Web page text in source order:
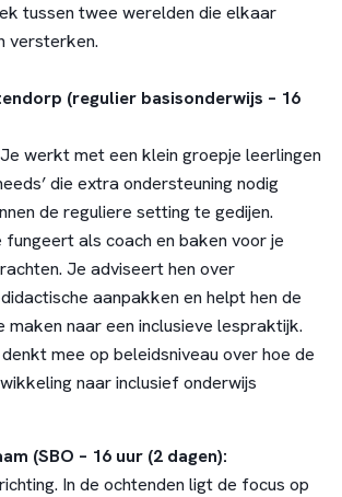
tussen twee werelden die elkaar
versterken.
(regulier basisonderwijs – 16
Je werkt met een klein groepje leerlingen
die extra ondersteuning nodig
de reguliere setting te gedijen.
fungeert als coach en baken voor je
Je adviseert hen over
aanpakken en helpt hen de
naar een inclusieve lespraktijk.
mee op beleidsniveau over hoe de
naar inclusief onderwijs
(SBO – 16 uur (2 dagen):
In de ochtenden ligt de focus op